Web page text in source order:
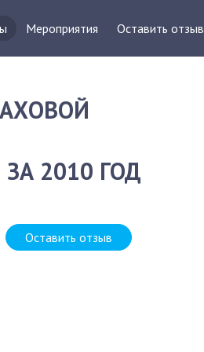
Мероприятия Оставить отзыв
2010 ГОД
Оставить отзыв